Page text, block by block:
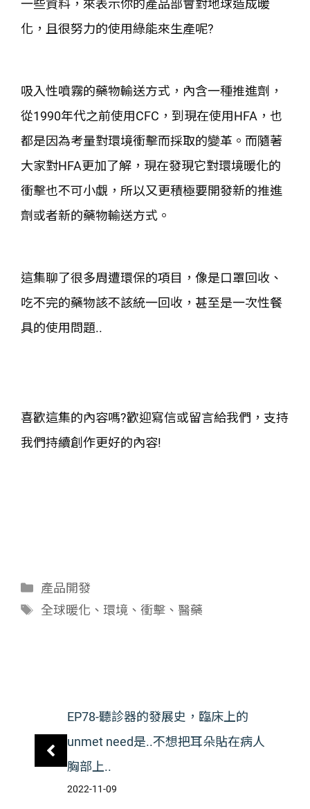
一些資料，來表示你的產品部會對地球造成暖
化，且很努力的使用綠能來生產呢?
吸入性噴霧的藥物輸送方式，內含一種推進劑，
從1990年代之前使用CFC，到現在使用HFA，也
都是因為考量對環境衝擊而採取的變革。而隨著
大家對HFA更加了解，現在發現它對環境暖化的
衝擊也不可小覷，所以又更積極要開發新的推進
劑或者新的藥物輸送方式。
這集聊了很多周遭環保的項目，像是口罩回收、
吃不完的藥物該不該統一回收，甚至是一次性餐
具的使用問題..
喜歡這集的內容嗎?歡迎寫信或留言給我們，支持
我們持續創作更好的內容!
分
類
產品開發
標
全球暖化 、 環境、 衝擊、 醫藥
EP78-聽診器的發展史，臨床上的
unmet need是..不想把耳朵貼在病人
胸部上..
2022-11-09